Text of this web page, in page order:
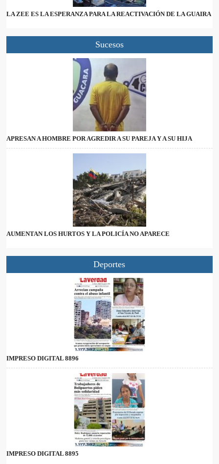
LA ZEE ES LA ESPERANZA PARA LA REACTIVACIÓN DE LA GUAIRA
Sucesos
APRESAN A HOMBRE POR AGREDIR A SU PAREJA Y A SU HIJA
AUMENTAN LOS HURTOS Y LA POLICÍA NO APARECE
Deportes
IMPRESO DIGITAL 8896
IMPRESO DIGITAL 8895